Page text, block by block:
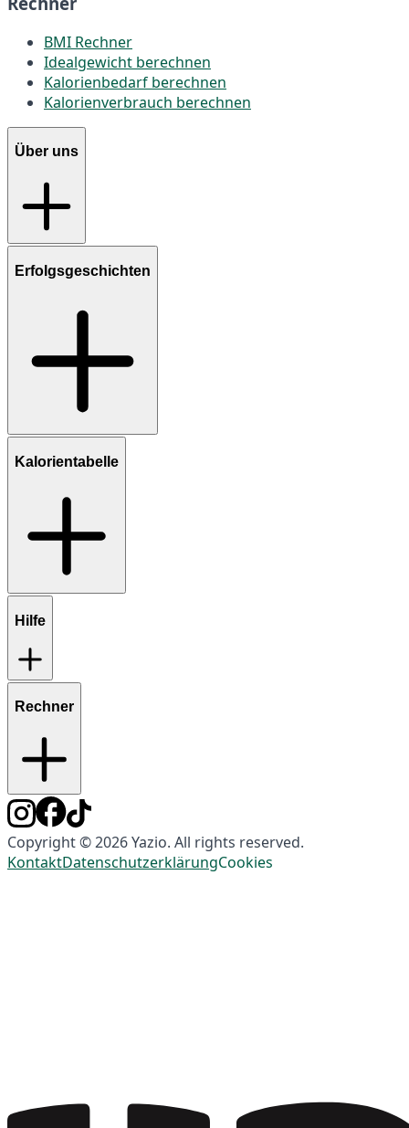
BMI Rechner
Idealgewicht berechnen
Kalorienbedarf berechnen
Kalorienverbrauch berechnen
Über uns
Erfolgsgeschichten
Kalorientabelle
Hilfe
Rechner
Copyright © 2026 Yazio. All rights reserved.
KontaktDatenschutzerklärungCookies